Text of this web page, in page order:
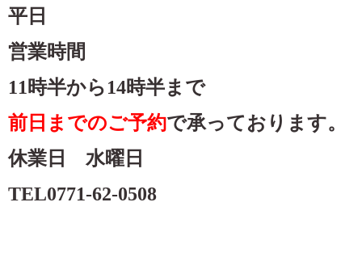
平日
営業時間
11時半から14時半まで
前日までのご予約で承っております。
休業日 水曜日
TEL0771-62-0508